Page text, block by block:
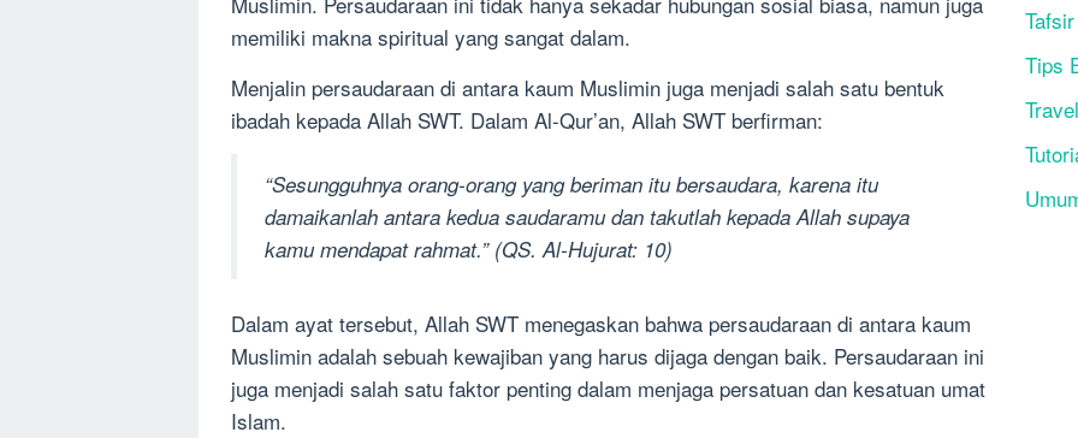
memiliki makna spiritual yang sangat dalam.
Menjalin persaudaraan di antara kaum Muslimin juga menjadi salah satu bentuk
ibadah kepada Allah SWT. Dalam Al-Qur’an, Allah SWT berfirman:
“Sesungguhnya orang-orang yang beriman itu bersaudara, karena itu
damaikanlah antara kedua saudaramu dan takutlah kepada Allah supaya
kamu mendapat rahmat.” (QS. Al-Hujurat: 10)
Dalam ayat tersebut, Allah SWT menegaskan bahwa persaudaraan di antara kaum
Muslimin adalah sebuah kewajiban yang harus dijaga dengan baik. Persaudaraan ini
juga menjadi salah satu faktor penting dalam menjaga persatuan dan kesatuan umat
Islam.
Tafsir
Tips